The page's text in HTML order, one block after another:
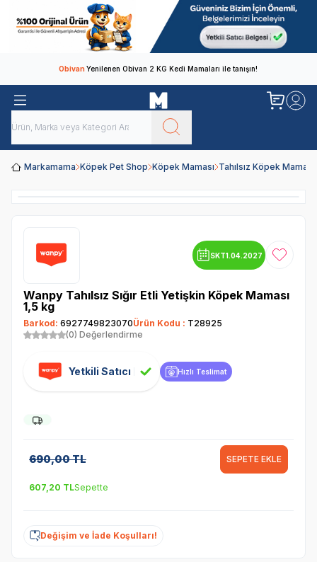
ObivanYenilenen Obivan 2 KG Kedi Mamaları ile tanışın!
Markamama Köpek Pet Shop Köpek Maması Tahılsız Köpek Maması
SKT1.04.2027 Favoriye
Wanpy Tahılsız Sığır Etli Yetişkin Köpek Maması
1,5 kg
Barkod: 6927749823070Ürün Kodu : T28925
(0) Değerlendirme
Yetkili Satıcı Hızlı Teslimat
690,00TL SEPETE EKLE
607,20 TLSepette
Değişim ve İade Koşulları!